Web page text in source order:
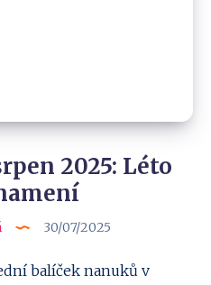
2025: Léto
30/07/2025
balíček nanuků v